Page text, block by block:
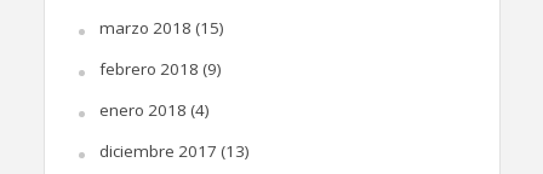
marzo 2018 (15)
febrero 2018 (9)
enero 2018 (4)
diciembre 2017 (13)